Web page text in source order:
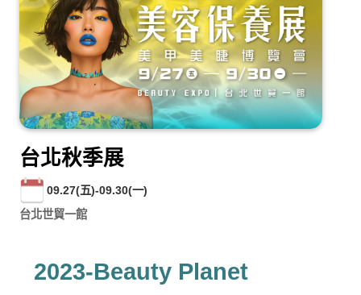
台北秋季展
09.27(五)-09.30(一)
台北世貿一館
2023-Beauty Planet